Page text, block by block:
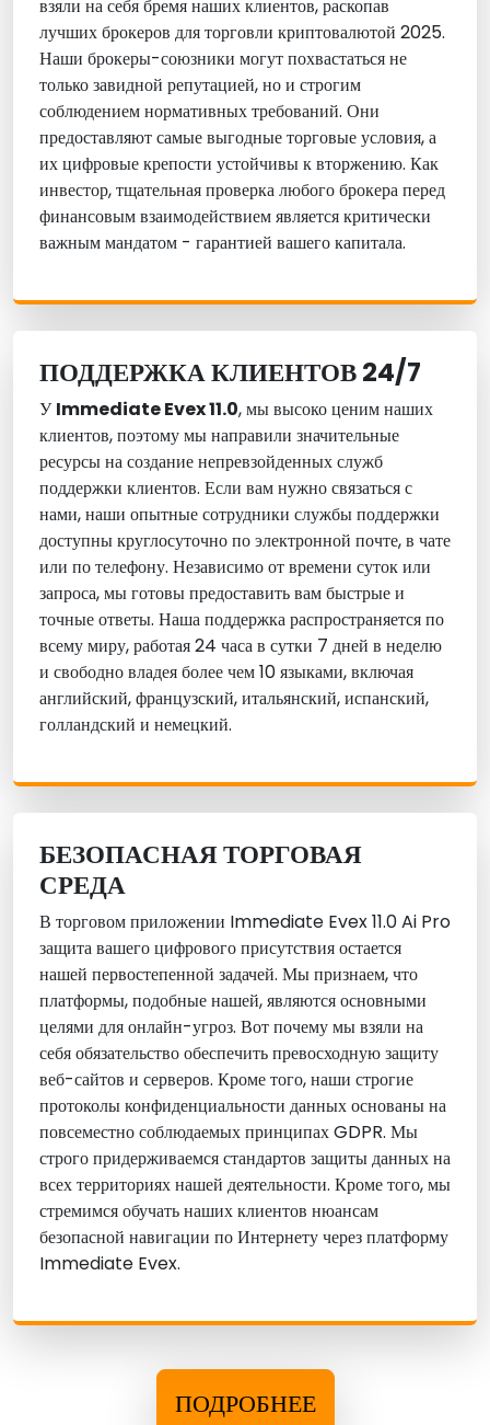
взяли на себя бремя наших клиентов, раскопав
лучших брокеров для торговли криптовалютой 2025.
Наши брокеры-союзники могут похвастаться не
только завидной репутацией, но и строгим
соблюдением нормативных требований. Они
предоставляют самые выгодные торговые условия, а
их цифровые крепости устойчивы к вторжению. Как
инвестор, тщательная проверка любого брокера перед
финансовым взаимодействием является критически
важным мандатом - гарантией вашего капитала.
ПОДДЕРЖКА КЛИЕНТОВ 24/7
УImmediate Evex 11.0, мы высоко ценим наших
клиентов, поэтому мы направили значительные
ресурсы на создание непревзойденных служб
поддержки клиентов. Если вам нужно связаться с
нами, наши опытные сотрудники службы поддержки
доступны круглосуточно по электронной почте, в чате
или по телефону. Независимо от времени суток или
запроса, мы готовы предоставить вам быстрые и
точные ответы. Наша поддержка распространяется по
всему миру, работая 24 часа в сутки 7 дней в неделю
и свободно владея более чем 10 языками, включая
английский, французский, итальянский, испанский,
голландский и немецкий.
БЕЗОПАСНАЯ ТОРГОВАЯ
СРЕДА
В торговом приложении Immediate Evex 11.0 Ai Pro
защита вашего цифрового присутствия остается
нашей первостепенной задачей. Мы признаем, что
платформы, подобные нашей, являются основными
целями для онлайн-угроз. Вот почему мы взяли на
себя обязательство обеспечить превосходную защиту
веб-сайтов и серверов. Кроме того, наши строгие
протоколы конфиденциальности данных основаны на
повсеместно соблюдаемых принципах GDPR. Мы
строго придерживаемся стандартов защиты данных на
всех территориях нашей деятельности. Кроме того, мы
стремимся обучать наших клиентов нюансам
безопасной навигации по Интернету через платформу
Immediate Evex.
ПОДРОБНЕЕ